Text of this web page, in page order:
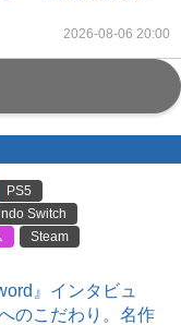
2026-08-06 20:00
PS5
Switch
Steam
』インタビュ
のこだわり。名作